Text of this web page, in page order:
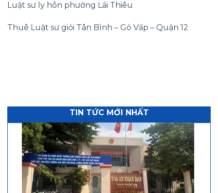
Luật sư ly hôn phường Lái Thiêu
Thuê Luật sư giỏi Tân Bình – Gò Vấp – Quận 12
TIN TỨC MỚI NHẤT